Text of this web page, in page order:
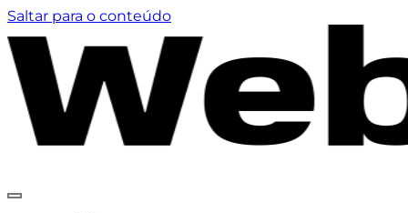
Saltar para o conteúdo